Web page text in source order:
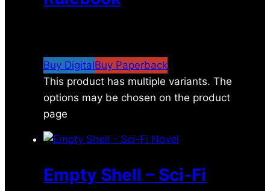
Buy DigitalBuy Paperback
This product has multiple variants. The
options may be chosen on the product
page
Empty Shell – Sci-Fi